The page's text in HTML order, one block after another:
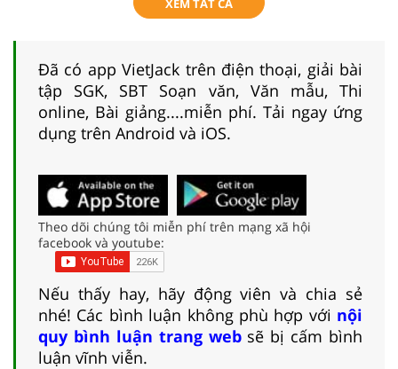
XEM TẤT CẢ
Đã có app VietJack trên điện thoại, giải bài
tập SGK, SBT Soạn văn, Văn mẫu, Thi
online, Bài giảng....miễn phí. Tải ngay ứng
dụng trên Android và iOS.
Theo dõi chúng tôi miễn phí trên mạng xã hội
facebook và youtube:
Nếu thấy hay, hãy động viên và chia sẻ
nhé! Các bình luận không phù hợp với nội
quy bình luận trang websẽ bị cấm bình
luận vĩnh viễn.